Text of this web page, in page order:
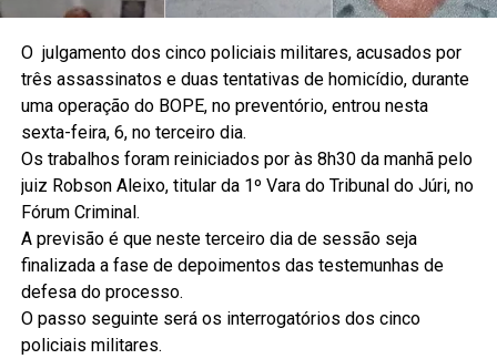
O julgamento dos cinco policiais militares, acusados por
três assassinatos e duas tentativas de homicídio, durante
uma operação do BOPE, no preventório, entrou nesta
sexta-feira, 6, no terceiro dia.
Os trabalhos foram reiniciados por às 8h30 da manhã pelo
juiz Robson Aleixo, titular da 1º Vara do Tribunal do Júri, no
Fórum Criminal.
A previsão é que neste terceiro dia de sessão seja
finalizada a fase de depoimentos das testemunhas de
defesa do processo.
O passo seguinte será os interrogatórios dos cinco
policiais militares.